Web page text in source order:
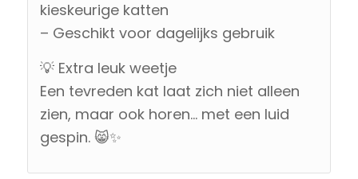
kieskeurige katten
– Geschikt voor dagelijks gebruik
💡 Extra leuk weetje
Een tevreden kat laat zich niet alleen
zien, maar ook horen… met een luid
gespin. 😸✨